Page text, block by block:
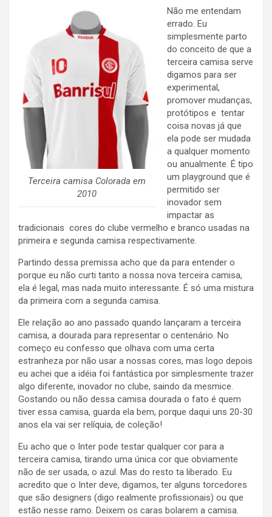
Terceira camisa Colorada em
2010
Não me entendam
errado. Eu
simplesmente parto
do conceito de que a
terceira camisa serve
digamos para ser
experimental,
promover mudanças,
protótipos e tentar
coisa novas já que
ela pode ser mudada
a qualquer momento
ou anualmente. É tipo
um playground que é
permitido ser
inovador sem
impactar as
tradicionais cores do clube vermelho e branco usadas na
primeira e segunda camisa respectivamente.
Partindo dessa premissa acho que da para entender o
porque eu não curti tanto a nossa nova terceira camisa,
ela é legal, mas nada muito interessante. É só uma mistura
da primeira com a segunda camisa.
Ele relação ao ano passado quando lançaram a terceira
camisa, a dourada para representar o centenário. No
começo eu confesso que olhava com uma certa
estranheza por não usar a nossas cores, mas logo depois
eu achei que a idéia foi fantástica por simplesmente trazer
algo diferente, inovador no clube, saindo da mesmice.
Gostando ou não dessa camisa dourada o fato é quem
tiver essa camisa, guarda ela bem, porque daqui uns 20-30
anos ela vai ser relíquia, de coleção!
Eu acho que o Inter pode testar qualquer cor para a
terceira camisa, tirando uma única cor que obviamente
não de ser usada, o azul. Mas do resto ta liberado. Eu
acredito que o Inter deve, digamos, ter alguns torcedores
que são designers (digo realmente profissionais) ou que
estão nesse ramo. Deixem os caras bolarem a camisa.